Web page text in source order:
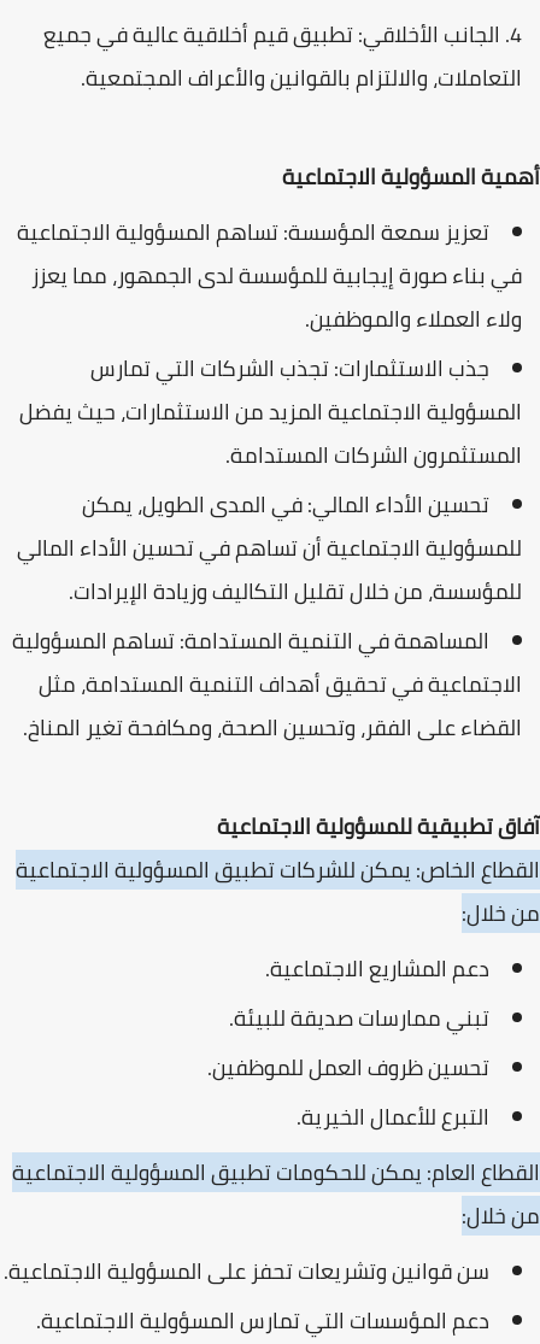
الجانب الأخلاقي: تطبيق قيم أخلاقية عالية في جميع
التعاملات، والالتزام بالقوانين والأعراف المجتمعية.
أهمية المسؤولية الاجتماعية
تعزيز سمعة المؤسسة: تساهم المسؤولية الاجتماعية
في بناء صورة إيجابية للمؤسسة لدى الجمهور، مما يعزز
ولاء العملاء والموظفين.
جذب الاستثمارات: تجذب الشركات التي تمارس
المسؤولية الاجتماعية المزيد من الاستثمارات، حيث يفضل
المستثمرون الشركات المستدامة.
تحسين الأداء المالي: في المدى الطويل، يمكن
للمسؤولية الاجتماعية أن تساهم في تحسين الأداء المالي
للمؤسسة، من خلال تقليل التكاليف وزيادة الإيرادات.
المساهمة في التنمية المستدامة: تساهم المسؤولية
الاجتماعية في تحقيق أهداف التنمية المستدامة، مثل
القضاء على الفقر، وتحسين الصحة، ومكافحة تغير المناخ.
آفاق تطبيقية للمسؤولية الاجتماعية
القطاع الخاص: يمكن للشركات تطبيق المسؤولية الاجتماعية
من خلال:
دعم المشاريع الاجتماعية.
تبني ممارسات صديقة للبيئة.
تحسين ظروف العمل للموظفين.
التبرع للأعمال الخيرية.
القطاع العام: يمكن للحكومات تطبيق المسؤولية الاجتماعية
من خلال:
سن قوانين وتشريعات تحفز على المسؤولية الاجتماعية.
دعم المؤسسات التي تمارس المسؤولية الاجتماعية.